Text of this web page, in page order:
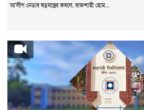
আ'লীগ নেতার ষড়যন্ত্রের কবলে, রাজশাহী হোম...